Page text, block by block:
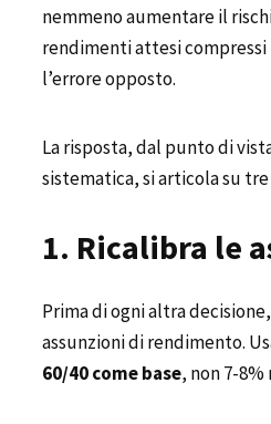
nemmeno aumentare il
rendimenti attesi
l’errore opposto.
La risposta, dal punto di
sistematica, si articola su
1. Ricalibra le
Prima di ogni altra
assunzioni di rendimento.
60/40 come base, non 7-8%